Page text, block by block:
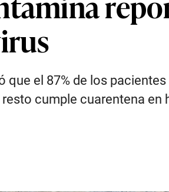
que el 87% de los
cumple cuarentena en